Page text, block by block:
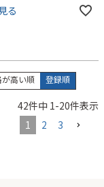
る
が高い順 登録順
42件中 1-20件表示
1
2 3